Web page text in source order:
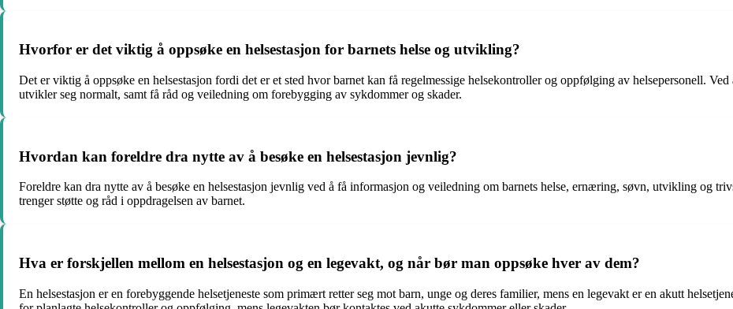
Hvorfor er det viktig å oppsøke en helsestasjon for barnets helse og utvikling?
Det er viktig å oppsøke en helsestasjon fordi det er et sted hvor barnet kan få regelmessige helsekontroller og oppfølging av helsepersonell.
utvikler seg normalt, samt få råd og veiledning om forebygging av sykdommer og skader.
Hvordan kan foreldre dra nytte av å besøke en helsestasjon jevnlig?
Foreldre kan dra nytte av å besøke en helsestasjon jevnlig ved å få informasjon og veiledning om barnets helse, ernæring, søvn, utvikling og
trenger støtte og råd i oppdragelsen av barnet.
Hva er forskjellen mellom en helsestasjon og en legevakt, og når bør man oppsøke hver av dem?
En helsestasjon er en forebyggende helsetjeneste som primært retter seg mot barn, unge og deres familier, mens en legevakt er en akutt